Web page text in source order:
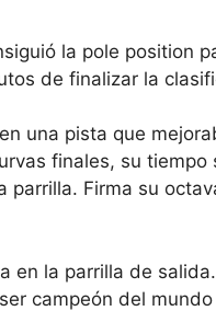
la pole position
de finalizar la
una pista que
finales, su tiempo
parrilla. Firma su
en la parrilla de
campeón del